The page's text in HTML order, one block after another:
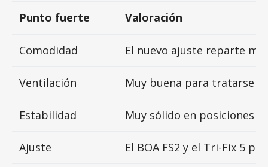
Punto fuerte Valoración
Comodidad El nuevo ajuste reparte
Ventilación Muy buena para tratarse
Estabilidad Muy sólido en posiciones
Ajuste El BOA FS2 y el Tri-Fix 5